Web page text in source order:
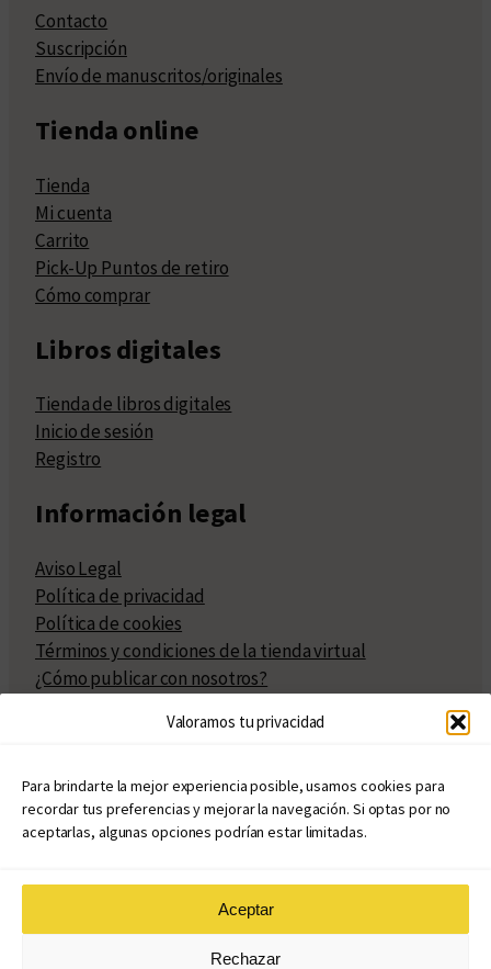
Valoramos tu privacidad
Para brindarte la mejor experiencia posible, usamos cookies para
recordar tus preferencias y mejorar la navegación. Si optas por no
aceptarlas, algunas opciones podrían estar limitadas.
Aceptar
Rechazar
Contacto
Suscripción
Envío de manuscritos/originales
Tienda online
Tienda
Mi cuenta
Carrito
Pick-Up Puntos de retiro
Cómo comprar
Libros digitales
Tienda de libros digitales
Inicio de sesión
Registro
Información legal
Aviso Legal
Política de privacidad
Política de cookies
Términos y condiciones de la tienda virtual
¿Cómo publicar con nosotros?
Políticas de publicación
Políticas de coedición
Atribuciones